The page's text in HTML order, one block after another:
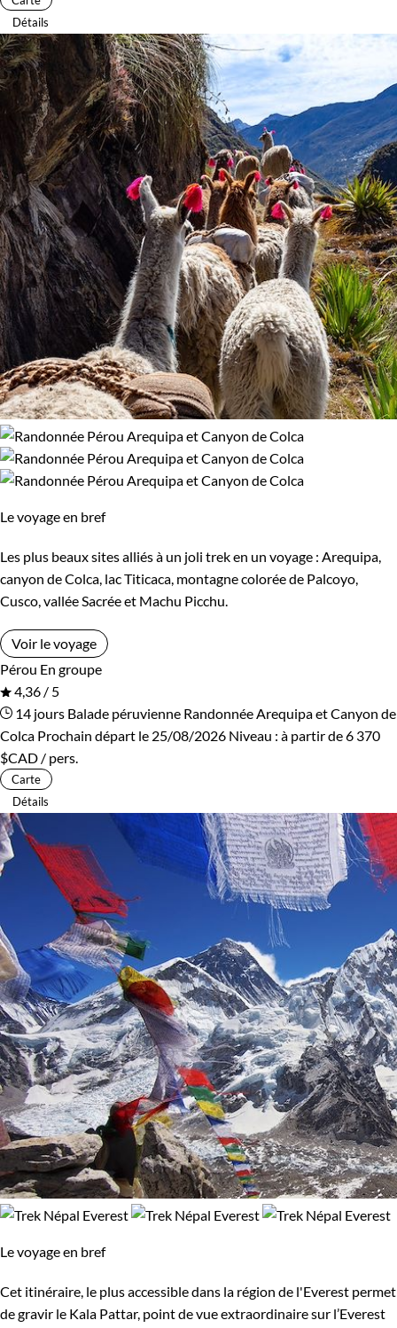
Détails
Le voyage en bref
Les plus beaux sites alliés à un joli trek en un voyage : Arequipa,
canyon de Colca, lac Titicaca, montagne colorée de Palcoyo,
Cusco, vallée Sacrée et Machu Picchu.
Voir le voyage
Pérou En groupe
4,36 / 5
14 jours Balade péruvienne Randonnée Arequipa et Canyon de
Colca Prochain départ le 25/08/2026 Niveau : à partir de6 370
$CAD / pers.
Carte
Détails
Le voyage en bref
Cet itinéraire, le plus accessible dans la région de l'Everest permet
de gravir le Kala Pattar, point de vue extraordinaire sur l’Everest